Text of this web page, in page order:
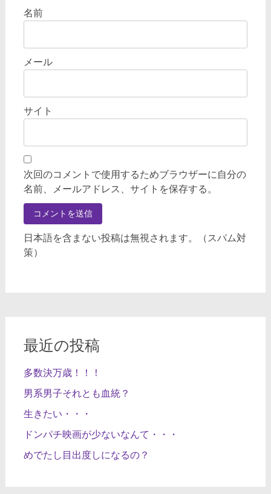
名前
メール
サイト
次回のコメントで使用するためブラウザーに自分の
名前、メールアドレス、サイトを保存する。
日本語を含まない投稿は無視されます。（スパム対
策）
最近の投稿
多数決万歳！！！
男系男子それとも血統？
生きたい・・・
ドンパチ映画が少ないなんて・・・
めでたし目出度しになるの？